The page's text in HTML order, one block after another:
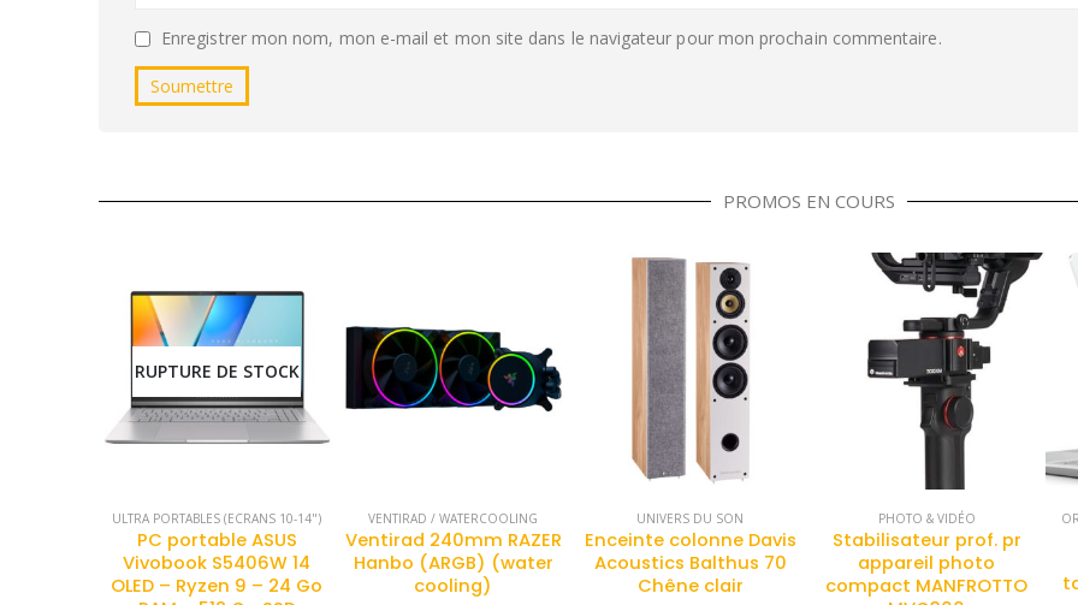
Enregistrer mon nom, mon e-mail et mon site dans le navigateur pour mon prochain commentaire.
PROMOS EN COURS
RUPTURE DE STOCK
ULTRA PORTABLES (ECRANS 10-14")
PC portable ASUS
Vivobook S5406W 14
OLED – Ryzen 9 – 24 Go
VENTIRAD / WATERCOOLING
Ventirad 240mm RAZER
Hanbo (ARGB) (water
cooling)
UNIVERS DU SON
Enceinte colonne Davis
Acoustics Balthus 70
Chêne clair
PHOTO & VIDÉO
Stabilisateur prof. pr
appareil photo
compact MANFROTTO